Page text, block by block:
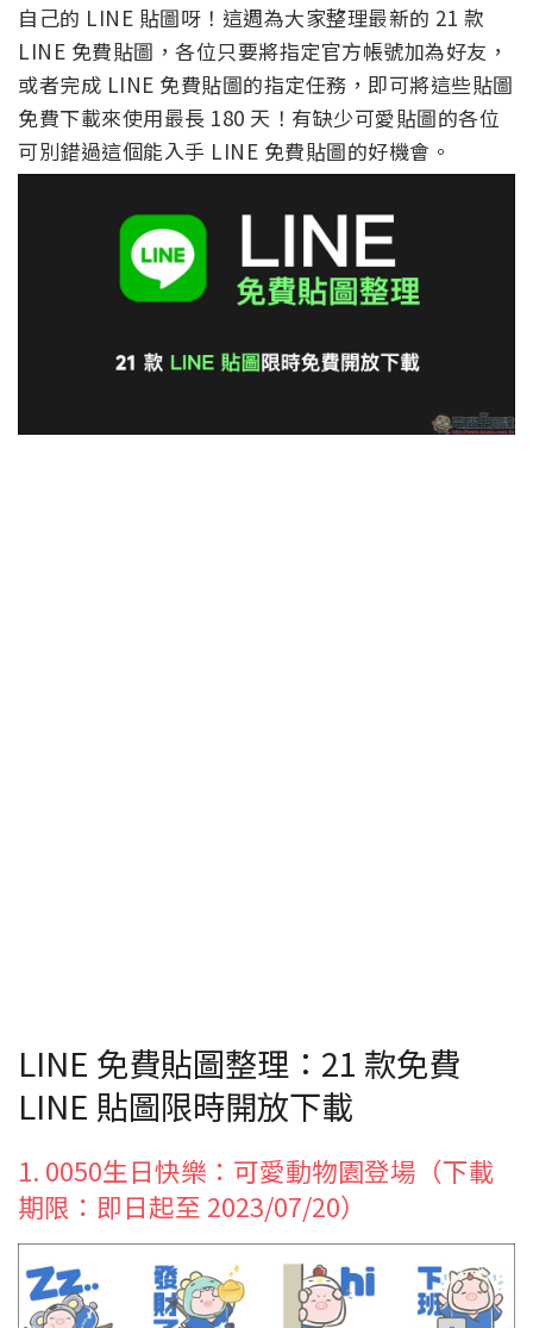
自己的 LINE 貼圖呀！這週為大家整理最新的 21 款
LINE 免費貼圖，各位只要將指定官方帳號加為好友，
或者完成 LINE 免費貼圖的指定任務，即可將這些貼圖
免費下載來使用最長 180 天！有缺少可愛貼圖的各位
可別錯過這個能入手 LINE 免費貼圖的好機會。
LINE 免費貼圖整理：21 款免費
LINE 貼圖限時開放下載
1. 0050生日快樂：可愛動物園登場（下載
期限：即日起至 2023/07/20）